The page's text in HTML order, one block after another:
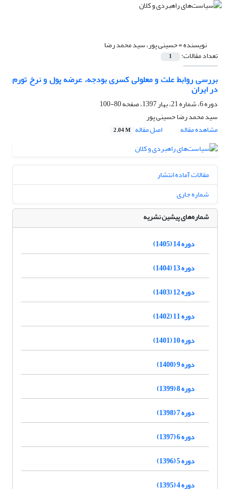
نویسنده =حسینی پور، سید محمد رضا
تعداد مقالات: 1
بررسی روابط علت و معلولی کسری بودجه، عرضه پول و نرخ تورم
در ایران
دوره 6، شماره 21، بهار 1397، صفحه
80-100
سید محمد رضا حسینی پور
مشاهده مقاله
اصل مقاله 2.04 M
مقالات آماده انتشار
شماره جاری
شماره‌های پیشین نشریه
دوره 14 (1405)
دوره 13 (1404)
دوره 12 (1403)
دوره 11 (1402)
دوره 10 (1401)
دوره 9 (1400)
دوره 8 (1399)
دوره 7 (1398)
دوره 6 (1397)
دوره 5 (1396)
دوره 4 (1395)